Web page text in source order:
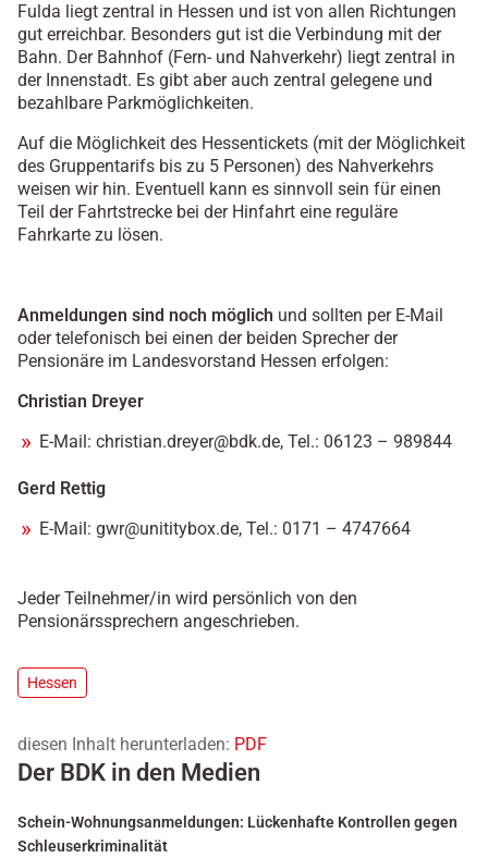
Fulda liegt zentral in Hessen und ist von allen Richtungen
gut erreichbar. Besonders gut ist die Verbindung mit der
Bahn. Der Bahnhof (Fern- und Nahverkehr) liegt zentral in
der Innenstadt. Es gibt aber auch zentral gelegene und
bezahlbare Parkmöglichkeiten.
Auf die Möglichkeit des Hessentickets (mit der Möglichkeit
des Gruppentarifs bis zu 5 Personen) des Nahverkehrs
weisen wir hin. Eventuell kann es sinnvoll sein für einen
Teil der Fahrtstrecke bei der Hinfahrt eine reguläre
Fahrkarte zu lösen.
Anmeldungen sind noch möglich und sollten per E-Mail
oder telefonisch bei einen der beiden Sprecher der
Pensionäre im Landesvorstand Hessen erfolgen:
Christian Dreyer
E-Mail: christian.dreyer@bdk.de, Tel.: 06123 – 989844
Gerd Rettig
E-Mail: gwr@unititybox.de, Tel.: 0171 – 4747664
Jeder Teilnehmer/in wird persönlich von den
Pensionärssprechern angeschrieben.
Hessen
diesen Inhalt herunterladen: PDF
Der BDK in den Medien
Schein-Wohnungsanmeldungen: Lückenhafte Kontrollen gegen
Schleuserkriminalität